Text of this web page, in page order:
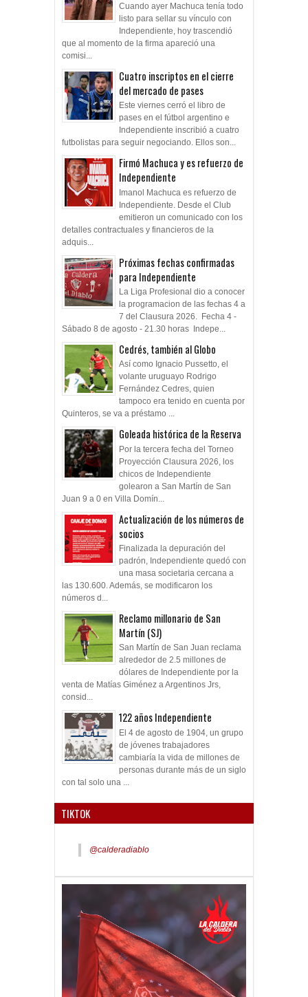
Cuando ayer Machuca tenía todo
listo para sellar su vínculo con
Independiente, hoy trascendió
que al momento de la firma apareció una
comisi...
Cuatro inscriptos en el cierre
del mercado de pases
Este viernes cerró el libro de
pases en el fútbol argentino e
Independiente inscribió a cuatro
futbolistas para seguir negociando. Ellos son...
Firmó Machuca y es refuerzo de
Independiente
Imanol Machuca es refuerzo de
Independiente. Desde el Club
emitieron un comunicado con los
detalles contractuales y financieros de la
adquis...
Próximas fechas confirmadas
para Independiente
La Liga Profesional dio a conocer
la programacion de las fechas 4 a
7 del Clausura 2026. Fecha 4 -
Sábado 8 de agosto - 21.30 horas Indepe...
Cedrés, también al Globo
Así como Ignacio Pussetto, el
volante uruguayo Rodrigo
Fernández Cedres, quien
tampoco era tenido en cuenta por
Quinteros, se va a préstamo ...
Goleada histórica de la Reserva
Por la tercera fecha del Torneo
Proyección Clausura 2026, los
chicos de Independiente
golearon a San Martín de San
Juan 9 a 0 en Villa Domín...
Actualización de los números de
socios
Finalizada la depuración del
padrón, Independiente quedó con
una masa societaria cercana a
las 130.600. Además, se modificaron los
números d...
Reclamo millonario de San
Martín (SJ)
San Martín de San Juan reclama
alrededor de 2.5 millones de
dólares de Independiente por la
venta de Matías Giménez a Argentinos Jrs,
consid...
122 años Independiente
El 4 de agosto de 1904, un grupo
de jóvenes trabajadores
cambiaría la vida de millones de
personas durante más de un siglo
con tal solo una ...
TIKTOK
@calderadiablo